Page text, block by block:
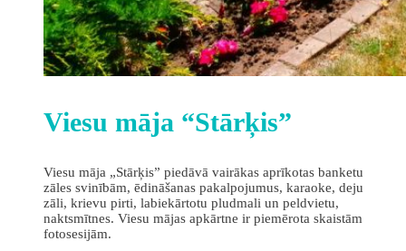
Viesu māja “Stārķis”
Viesu māja „Stārķis” piedāvā vairākas aprīkotas banketu
zāles svinībām, ēdināšanas pakalpojumus, karaoke, deju
zāli, krievu pirti, labiekārtotu pludmali un peldvietu,
naktsmītnes. Viesu mājas apkārtne ir piemērota skaistām
fotosesijām.